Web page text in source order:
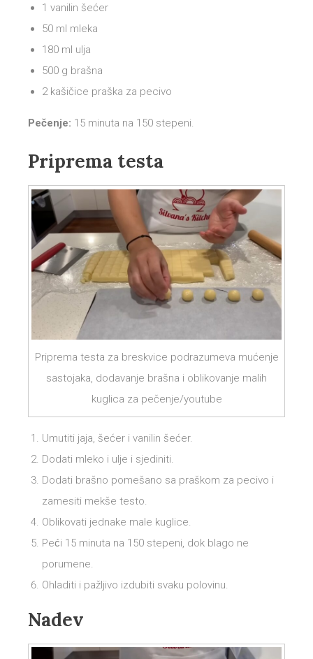
1 vanilin šećer
50 ml mleka
180 ml ulja
500 g brašna
2 kašičice praška za pecivo
Pečenje: 15 minuta na 150 stepeni.
Priprema testa
Priprema testa za breskvice podrazumeva mućenje
sastojaka, dodavanje brašna i oblikovanje malih
kuglica za pečenje/youtube
Umutiti jaja, šećer i vanilin šećer.
Dodati mleko i ulje i sjediniti.
Dodati brašno pomešano sa praškom za pecivo i
zamesiti mekše testo.
Oblikovati jednake male kuglice.
Peći 15 minuta na 150 stepeni, dok blago ne
porumene.
Ohladiti i pažljivo izdubiti svaku polovinu.
Nadev